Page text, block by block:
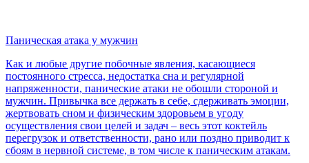
Паническая атака у мужчин
Как и любые другие побочные явления, касающиеся
постоянного стресса, недостатка сна и регулярной
напряженности, панические атаки не обошли стороной и
мужчин. Привычка все держать в себе, сдерживать эмоции,
жертвовать сном и физическим здоровьем в угоду
осуществления свои целей и задач – весь этот коктейль
перегрузок и ответственности, рано или поздно приводит к
сбоям в нервной системе, в том числе к паническим атакам.